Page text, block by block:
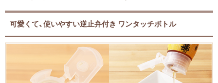
可愛くて、使いやすい逆止弁付き ワンタッチボトル